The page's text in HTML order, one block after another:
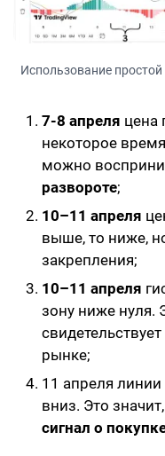
Использование
7-8 апреля цена
некоторое
можно
развороте;
10–11 апреля
выше, то ниже,
закрепления;
10–11 апреля
зону ниже нуля.
рынке;
11 апреля линии
вниз. Это
сигнал о